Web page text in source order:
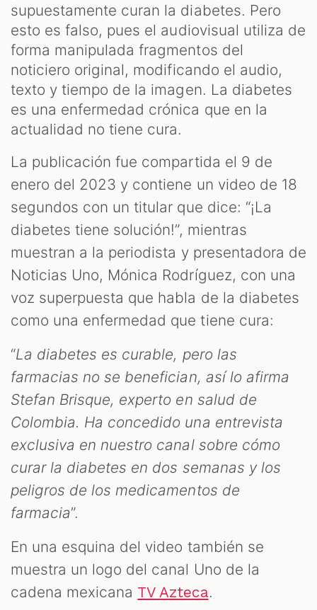
supuestamente curan la diabetes. Pero
esto es falso, pues el audiovisual utiliza de
forma manipulada fragmentos del
noticiero original, modificando el audio,
texto y tiempo de la imagen. La diabetes
es una enfermedad crónica que en la
actualidad no tiene cura.
La publicación fue compartida el 9 de
enero del 2023 y contiene un video de 18
segundos con un titular que dice: “¡La
diabetes tiene solución!”, mientras
muestran a la periodista y presentadora de
Noticias Uno, Mónica Rodríguez, con una
voz superpuesta que habla de la diabetes
como una enfermedad que tiene cura:
“La diabetes es curable, pero las
farmacias no se benefician, así lo afirma
Stefan Brisque, experto en salud de
Colombia. Ha concedido una entrevista
exclusiva en nuestro canal sobre cómo
curar la diabetes en dos semanas y los
peligros de los medicamentos de
farmacia”.
En una esquina del video también se
muestra un logo del canal Uno de la
cadena mexicana TV Azteca.